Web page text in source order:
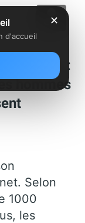
Internet :
hommes
Selon
1000
les
✕
d'accueil